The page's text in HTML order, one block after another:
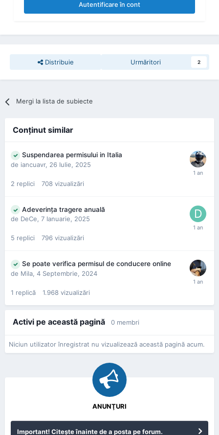
Autentificare în cont
Distribuie Urmăritori 2
Mergi la lista de subiecte
Conţinut similar
Suspendarea permisului in Italia
de iancuavr, 26 Iulie, 2025
2 replici 708 vizualizări
Adeverința tragere anuală
de DeCe, 7 Ianuarie, 2025
5 replici 796 vizualizări
Se poate verifica permisul de conducere online
de Mila, 4 Septembrie, 2024
1 replică 1.968 vizualizări
Activi pe această pagină 0 membri
Niciun utilizator înregistrat nu vizualizează această pagină acum.
ANUNŢURI
Important! Citeşte înainte de a posta pe forum.